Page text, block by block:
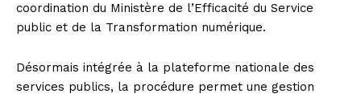
coordination du Ministère de l’Efficacité du Service
public et de la Transformation numérique.
Désormais intégrée à la plateforme nationale des
services publics, la procédure permet une gestion